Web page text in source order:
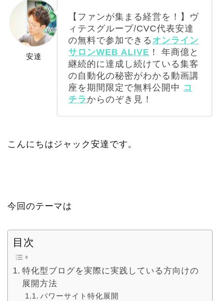
安達
【ファンが集まる経営を！】ヴ
ィテスグループ/CVC代表安達
の無料で参加できる オンライン
サロンWEB ALIVE ！ 年商億と
継続的に達成し続けている集客
の自動化の秘密がわかる動画講
座を期間限定で無料公開中 コ
チラ からのぞき見！
こんにちはジャック安達です。
今回のテーマは
目次
特化型ブログを実際に実践している方向けの
展開方法
パワーサイト特化展開